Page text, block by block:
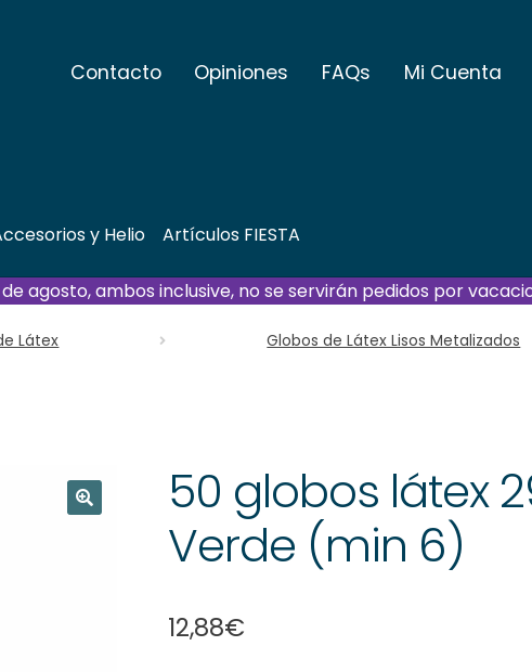
Contacto Opiniones FAQs Mi Cuenta
y Helio Artículos FIESTA
de agosto, ambos inclusive, no se servirán pedidos por
Látex Globos de Látex Lisos Metalizados
50 globos látex
Verde (min 6)
12,88€